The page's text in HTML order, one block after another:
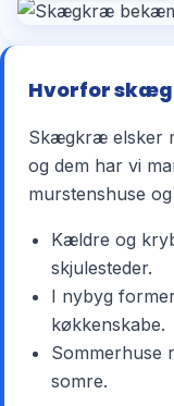
Hvorfor
Skægkræ elsker
og dem har vi
murstenshuse
Kældre og
skjulesteder.
I nybyg
køkkenskabe.
Sommerhuse
somre.